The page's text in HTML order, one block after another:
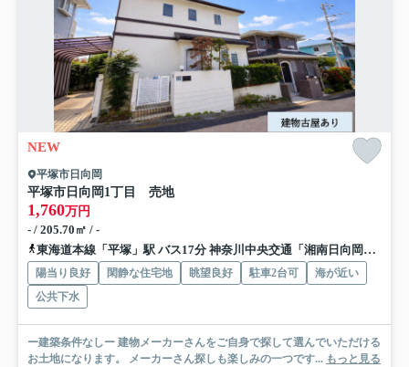
NEW
平塚市日向岡
平塚市日向岡1丁目 売地
1,760万円
- / 205.70㎡ / -
東海道本線「平塚」駅 バス17分 神奈川中央交通「湘南日向岡」 停歩2分
陽当り良好 閑静な住宅地 眺望良好 駐車2台可
海が近い
公共下水
ー建築条件なしー 建物メーカーさんをご自身で探して選んでいただける
お土地になります。 メーカーさん探しも楽しみの一つです... もっと見る